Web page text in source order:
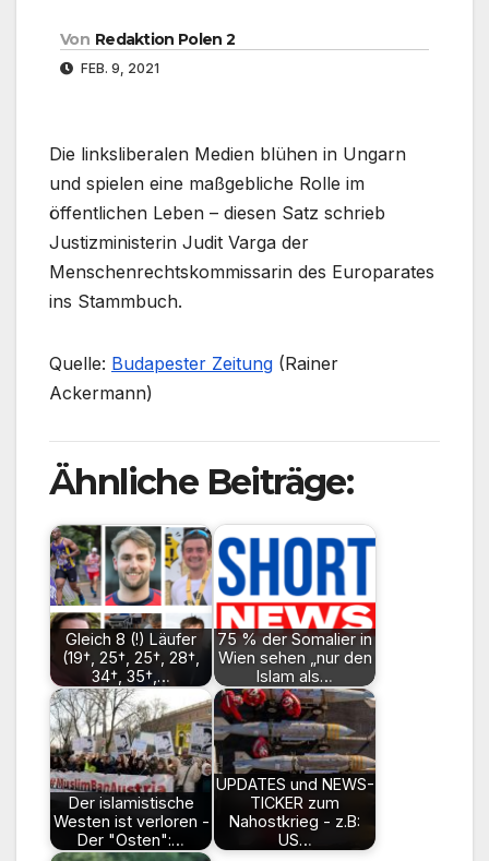
Von Redaktion Polen 2
FEB. 9, 2021
Die linksliberalen Medien blühen in Ungarn
und spielen eine maßgebliche Rolle im
öffentlichen Leben – diesen Satz schrieb
Justizministerin Judit Varga der
Menschenrechtskommissarin des Europarates
ins Stammbuch.
Quelle: Budapester Zeitung (Rainer
Ackermann)
Ähnliche Beiträge:
Gleich 8 (!) Läufer
(19†, 25†, 25†, 28†,
34†, 35†,…
75 % der Somalier in
Wien sehen „nur den
Islam als…
Der islamistische
Westen ist verloren -
Der "Osten":…
UPDATES und NEWS-
TICKER zum
Nahostkrieg - z.B:
US…